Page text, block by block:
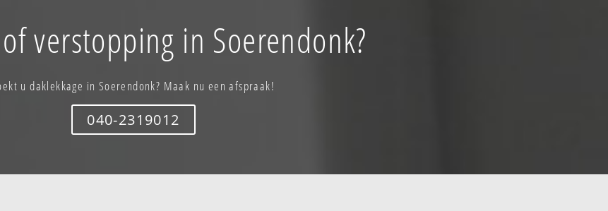
verstopping in Soerendonk?
u daklekkage in Soerendonk? Maak nu een afspraak!
040-2319012